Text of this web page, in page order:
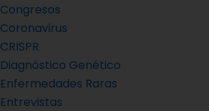
Congresos
Coronavirus
CRISPR
Diagnóstico Genético
Enfermedades Raras
Entrevistas